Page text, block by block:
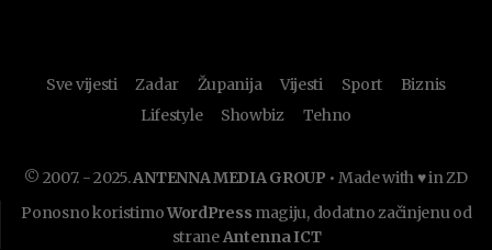
Sve vijesti Zadar Županija Vijesti Sport
Biznis
Lifestyle
Showbiz Tehno
© 2007. - 2025.ANTENNA MEDIA GROUP • Made with ♥ in ZD
Ponosno koristimoWordPress magiju, dodatno začinjenu od
straneAntenna ICT